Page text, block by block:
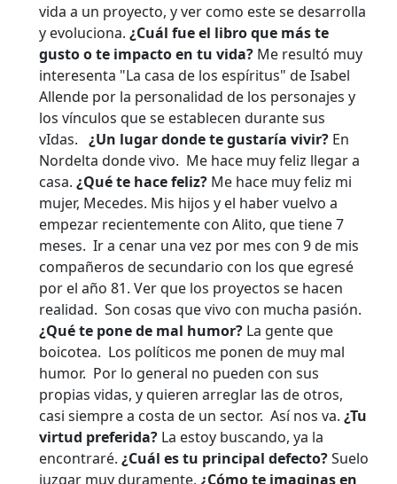
vida a un proyecto, y ver como este se desarrolla
y evoluciona. ¿Cuál fue el libro que más te
gusto o te impacto en tu vida? Me resultó muy
interesenta "La casa de los espíritus" de Isabel
Allende por la personalidad de los personajes y
los vínculos que se establecen durante sus
vIdas. ¿Un lugar donde te gustaría vivir? En
Nordelta donde vivo. Me hace muy feliz llegar a
casa. ¿Qué te hace feliz? Me hace muy feliz mi
mujer, Mecedes. Mis hijos y el haber vuelvo a
empezar recientemente con Alito, que tiene 7
meses. Ir a cenar una vez por mes con 9 de mis
compañeros de secundario con los que egresé
por el año 81. Ver que los proyectos se hacen
realidad. Son cosas que vivo con mucha pasión.
¿Qué te pone de mal humor? La gente que
boicotea. Los políticos me ponen de muy mal
humor. Por lo general no pueden con sus
propias vidas, y quieren arreglar las de otros,
casi siempre a costa de un sector. Así nos va. ¿Tu
virtud preferida? La estoy buscando, ya la
encontraré. ¿Cuál es tu principal defecto?Suelo
juzgar muy duramente. ¿Cómo te imaginas en